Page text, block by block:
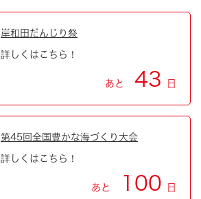
岸和田だんじり祭
詳しくはこちら！
あと 43 日
第45回全国豊かな海づくり大会
詳しくはこちら！
あと 100 日